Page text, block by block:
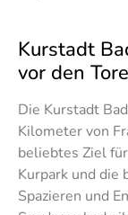
Kurstadt
vor den
Die Kurstadt
Kilometer von
beliebtes Ziel
Kurpark und die
Spazieren und